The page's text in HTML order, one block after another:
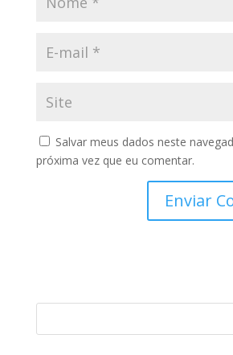
Salvar meus dados neste
próxima vez que eu comentar.